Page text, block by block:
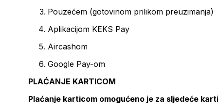
Pouzećem (gotovinom prilikom preuzimanja)
Aplikacijom KEKS Pay
Aircashom
Google Pay-om
PLAĆANJE KARTICOM
Plaćanje karticom omogućeno je za sljedeće